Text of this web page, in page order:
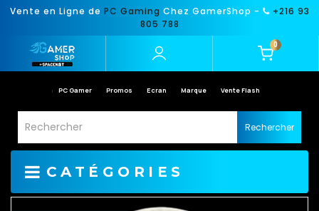
Vente en Ligne de PC Gaming Chez GamerShop -
+216 93
805 788
0
PC Gamer Promos Ecran Marque Vente Flash
Rechercher
CATÉGORIES